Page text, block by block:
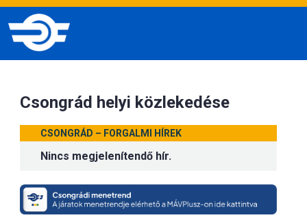
Csongrád helyi közlekedése
CSONGRÁD – FORGALMI HÍREK
Nincs megjelenítendő hír.